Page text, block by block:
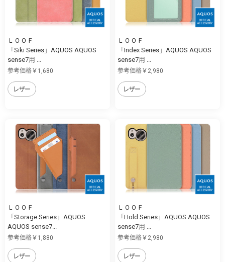
ＬＯＯＦ
「Siki Series」AQUOS AQUOS
sense7用 ...
参考価格￥1,680
レザー
ＬＯＯＦ
「Index Series」AQUOS AQUOS
sense7用 ...
参考価格￥2,980
レザー
ＬＯＯＦ
「Storage Series」AQUOS
AQUOS sense7...
参考価格￥1,880
レザー
ＬＯＯＦ
「Hold Series」AQUOS AQUOS
sense7用 ...
参考価格￥2,980
レザー